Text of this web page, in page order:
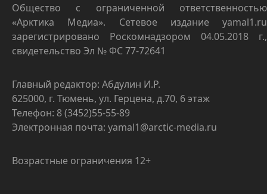
Общество с ограниченной ответственностью
«Арктика Медиа». Сетевое издание yamal1.ru
зарегистрировано Роскомнадзором 04.05.2018 г.,
свидетельство Эл № ФС 77-72641
Главный редактор: Абдулин И.Р.
625000, г. Тюмень, ул. Герцена, д.70, 6 этаж
Телефон: 8 (3452)55-55-89
Электронная почта: yamal1@arctic-media.ru
Возрастные ограничения 12+